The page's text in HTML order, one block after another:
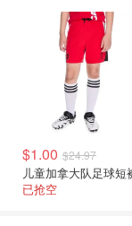
$1.00 $24.97
儿童加拿大队足球短
已抢空